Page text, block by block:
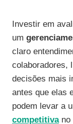
Investir em
um
claro
colaboradores,
decisões mais
antes que elas
podem levar a
competitivano